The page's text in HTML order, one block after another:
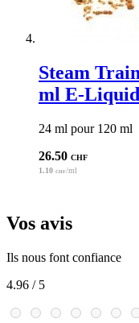
Steam
ml E-
24 ml pour 120 ml
26.50 CHF
1.10 CHF/ml
Vos avis
Ils nous font confiance
4.96 / 5